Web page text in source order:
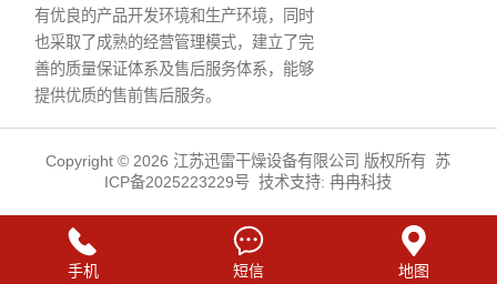
有优良的产品开发环境和生产环境，同时
也采取了成熟的经营管理模式，建立了完
善的质量保证体系及售后服务体系，能够
提供优质的售前售后服务。
Copyright © 2026 江苏迅雷干燥设备有限公司 版权所有 苏
ICP备2025223229号 技术支持:冉冉科技
手机 短信 地图